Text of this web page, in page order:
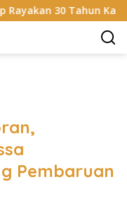
30 Tahun Karier,
Pembaruan